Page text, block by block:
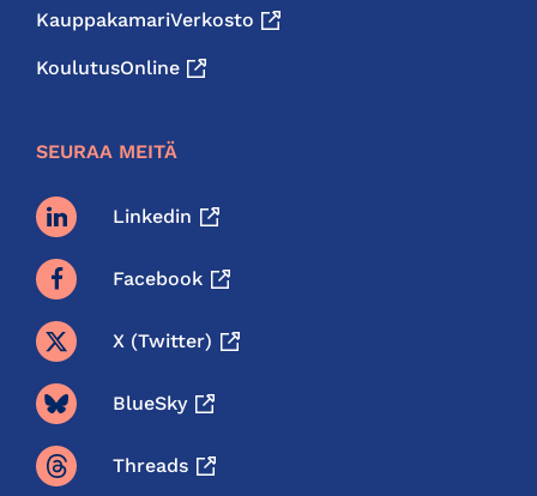
KauppakamariVerkosto
KoulutusOnline
SEURAA MEITÄ
Linkedin
Facebook
X (twitter)
BlueSky
Threads